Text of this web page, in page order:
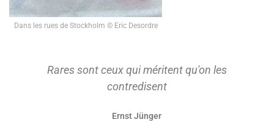
Dans les rues de Stockholm © Eric Desordre
Rares sont ceux qui méritent qu'on les
contredisent
Ernst Jünger